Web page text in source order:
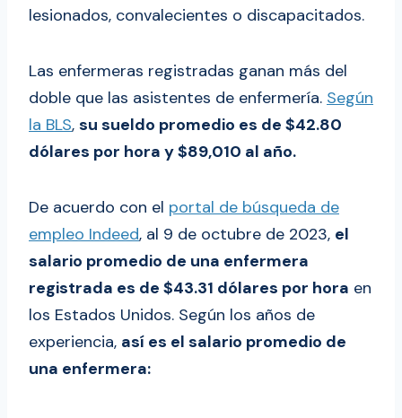
lesionados, convalecientes o discapacitados.
Las enfermeras registradas ganan más del
doble que las asistentes de enfermería. Según
la BLS, su sueldo promedio es de $42.80
dólares por hora y $89,010 al año.
De acuerdo con el portal de búsqueda de
empleo Indeed, al 9 de octubre de 2023, el
salario promedio de una enfermera
registrada es de $43.31 dólares por hora en
los Estados Unidos. Según los años de
experiencia, así es el salario promedio de
una enfermera: